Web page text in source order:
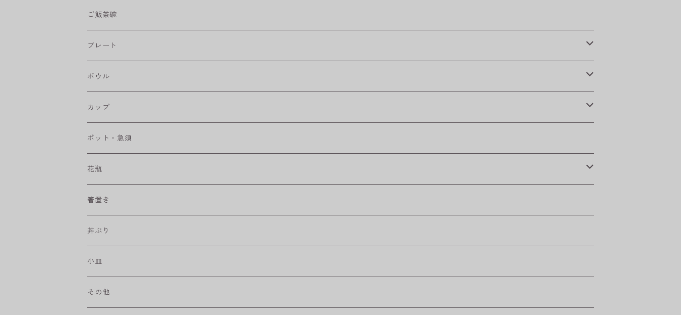
shabby chic style
フラワーパレード
八角シリーズ
RONDE
ベベルボウル
プリーツ
藍駒
ワビカップ
ハンディ小皿
和ミモザ
ご飯茶碗
プレート
楕円皿
丸皿
長皿
角皿
取皿
盛皿
カレー＆パスタ皿
ボウル
大鉢
中鉢
小鉢
カップ
カップ
マグカップ
フリーカップ
そば猪口
ポット・急須
花瓶
水差し
箸置き
丼ぶり
小皿
その他